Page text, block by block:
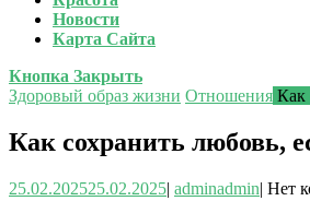
Новости
Карта Сайта
Кнопка Закрыть
Здоровый образ жизни Отношения Как
Как сохранить любовь,
25.02.202525.02.2025| adminadmin| Нет